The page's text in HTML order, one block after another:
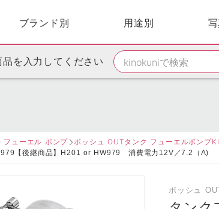
ブランド別 用途別
品を入力してください
フューエル ポンプ ボッシュ OUTタンク フューエルポンプ
【後継商品】H201 or HW979 消費電力12V／7.2（A)
ボッシュ